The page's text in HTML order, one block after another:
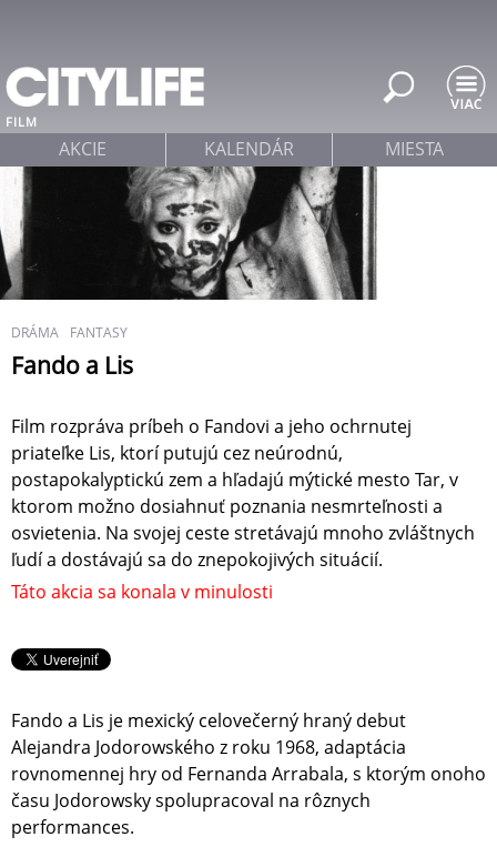
FILM
DRÁMA FANTASY
Fando a Lis
Film rozpráva príbeh o Fandovi a jeho ochrnutej
priateľke Lis, ktorí putujú cez neúrodnú,
postapokalyptickú zem a hľadajú mýtické mesto Tar, v
ktorom možno dosiahnuť poznania nesmrteľnosti a
osvietenia. Na svojej ceste stretávajú mnoho zvláštnych
ľudí a dostávajú sa do znepokojivých situácií.
Táto akcia sa konala v minulosti
Fando a Lis je mexický celovečerný hraný debut
Alejandra Jodorowského z roku 1968, adaptácia
rovnomennej hry od Fernanda Arrabala, s ktorým onoho
času Jodorowsky spolupracoval na rôznych
performances.
AKCIE KALENDÁR MIESTA